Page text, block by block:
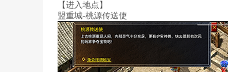
【进入地点】
盟重城-桃源传送使